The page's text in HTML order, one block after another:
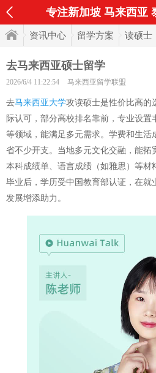
专注新加坡 马来西亚
资讯中心 留学方案 读硕士
去马来西亚硕士留学
2026/6/4 11:22:54 马来西亚留学联盟
去马来西亚大学攻读硕士是性价比高的
际认可，部分高校排名靠前，专业设
等领域，能满足多元需求。学费和生活
省不少开支。当地多元文化交融，能拓
本科成绩单、语言成绩（如雅思）等材
毕业后，学历受中国教育部认证，在就
发展增添助力。